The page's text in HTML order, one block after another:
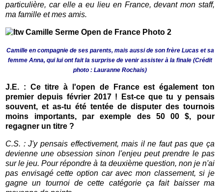
particulière, car elle a eu lieu en France, devant mon staff,
ma famille et mes amis.
Camille en compagnie de ses parents, mais aussi de son frère Lucas et sa
femme Anna, qui lui ont fait la surprise de venir assister à la finale (Crédit
photo : Lauranne Rochais)
J.E. : Ce titre à l'open de France est également ton
premier depuis février 2017 ! Est-ce que tu y pensais
souvent, et as-tu été tentée de disputer des tournois
moins importants, par exemple des 50 00 $, pour
regagner un titre ?
C.S. : J'y pensais effectivement, mais il ne faut pas que ça
devienne une obsession sinon l'enjeu peut prendre le pas
sur le jeu. Pour répondre à ta deuxième question, non je n'ai
pas envisagé cette option car avec mon classement, si je
gagne un tournoi de cette catégorie ça fait baisser ma